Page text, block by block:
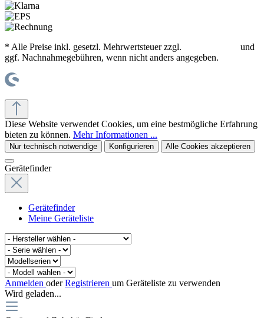
* Alle Preise inkl. gesetzl. Mehrwertsteuer zzgl.
und
ggf. Nachnahmegebühren, wenn nicht anders angegeben.
Diese Website verwendet Cookies, um eine bestmögliche Erfahrung
bieten zu können. Mehr Informationen ...
Nur technisch notwendige Konfigurieren Alle Cookies akzeptieren
Gerätefinder
Gerätefinder
Meine Geräteliste
Anmelden oderRegistrieren um Geräteliste zu verwenden
Wird geladen...